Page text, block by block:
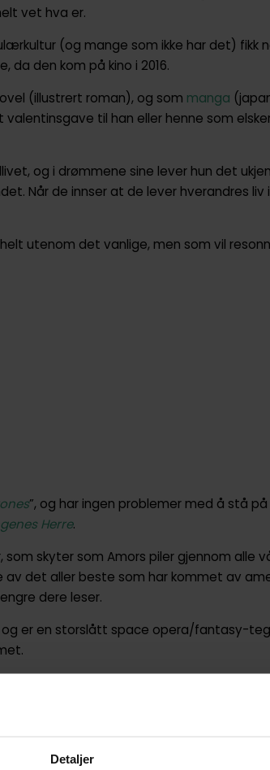
Detaljer
vet hva er.
(og mange som ikke har det) fikk
da den kom på kino i 2016.
(illustrert roman), og som manga
til han eller henne som
og i drømmene sine lever hun det
Når de innser at de lever hverandres
utenom det vanlige, men som vil
”, og har ingen problemer med å stå
Herre.
skyter som Amors piler gjennom alle
det aller beste som har kommet av
dere leser.
og er en storslått space opera/fantasy-
av en lang galaksedekkende krig
datter. Men kjærligheten skal seire,
for beste pågående tegneserie,
og illustrasjon.